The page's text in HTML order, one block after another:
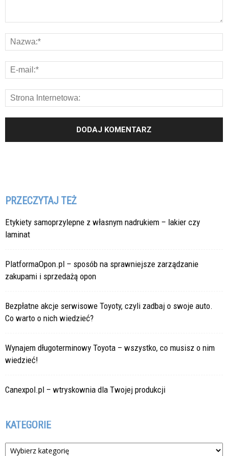
PRZECZYTAJ TEŻ
Etykiety samoprzylepne z własnym nadrukiem – lakier czy
laminat
PlatformaOpon.pl – sposób na sprawniejsze zarządzanie
zakupami i sprzedażą opon
Bezpłatne akcje serwisowe Toyoty, czyli zadbaj o swoje auto.
Co warto o nich wiedzieć?
Wynajem długoterminowy Toyota – wszystko, co musisz o nim
wiedzieć!
Canexpol.pl – wtryskownia dla Twojej produkcji
KATEGORIE
Kategorie